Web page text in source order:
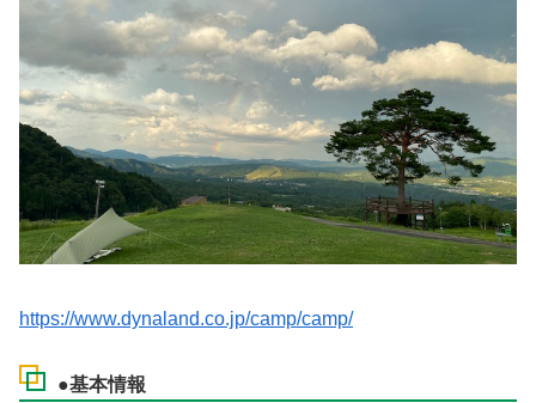
https://www.dynaland.co.jp/camp/camp/
●基本情報